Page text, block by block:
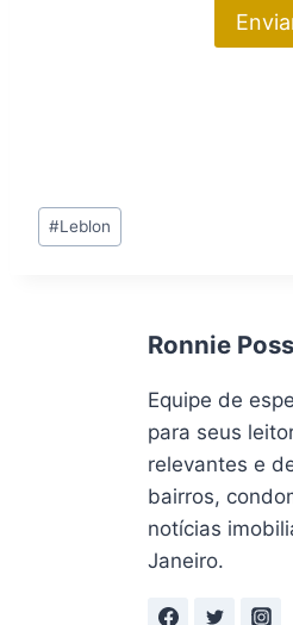
Tags
do
#Leblon
Ronnie
Equipe de
para seus
relevantes e
bairros,
notícias
Janeiro.